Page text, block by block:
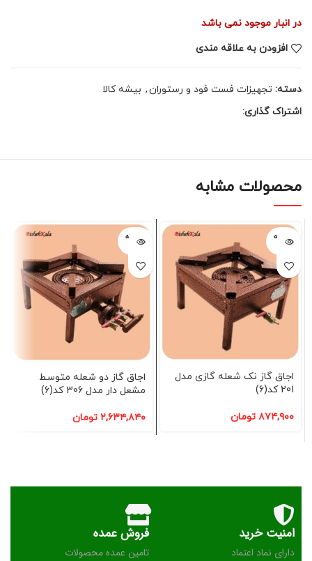
در انبار موجود نمی باشد
افزودن به علاقه مندی
دسته: تجهیزات فست فود و رستوران, بیشه کالا
اشتراک گذاری:
محصولات مشابه
فروخته
شده
اجاق گاز نک شعله گازی مدل
201 کد(6)
۸۷۴,۹۰۰ تومان
فروخته
شده
اجاق گاز دو شعله متوسط
مشعل دار مدل 306 کد(6)
۲,۶۳۴,۸۴۰ تومان
امنیت خرید
دارای نماد اعتماد
فروش عمده
تامین عمده محصولات